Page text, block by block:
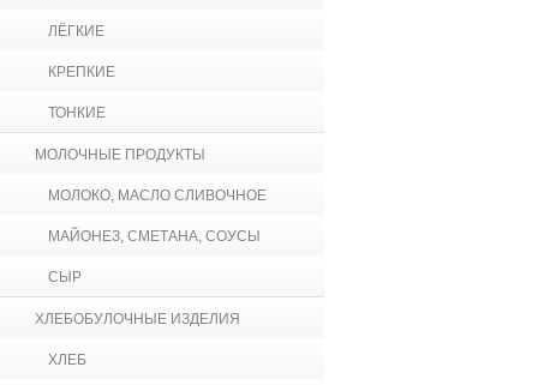
ЛЁГКИЕ
КРЕПКИЕ
ТОНКИЕ
МОЛОЧНЫЕ ПРОДУКТЫ
МОЛОКО, МАСЛО СЛИВОЧНОЕ
МАЙОНЕЗ, СМЕТАНА, СОУСЫ
СЫР
ХЛЕБОБУЛОЧНЫЕ ИЗДЕЛИЯ
ХЛЕБ